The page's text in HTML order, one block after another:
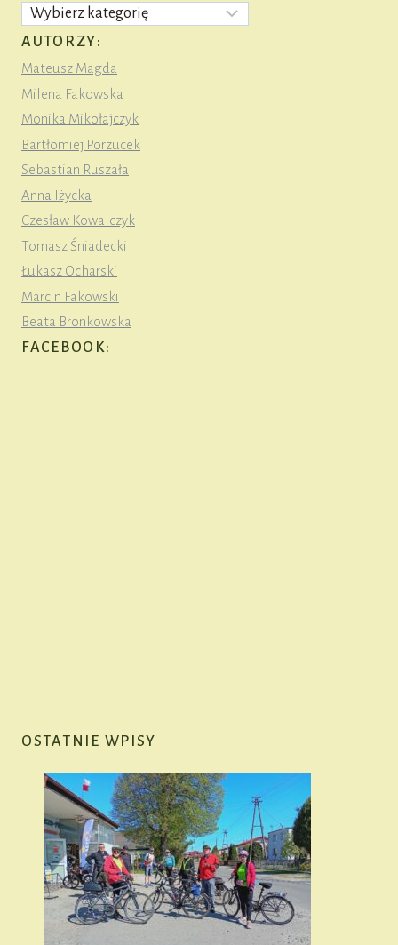
Kategorie
AUTORZY:
Mateusz Magda
Milena Fakowska
Monika Mikołajczyk
Bartłomiej Porzucek
Sebastian Ruszała
Anna Iżycka
Czesław Kowalczyk
Tomasz Śniadecki
Łukasz Ocharski
Marcin Fakowski
Beata Bronkowska
FACEBOOK:
OSTATNIE WPISY